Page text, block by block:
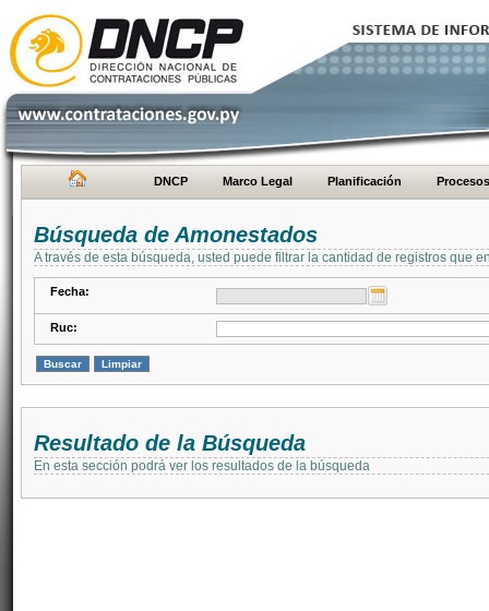
DNCP Marco Legal Planificación Procesos
Búsqueda de Amonestados
A través de esta búsqueda, usted puede filtrar la cantidad de registros que
Fecha:
Ruc:
Resultado de la Búsqueda
En esta sección podrá ver los resultados de la búsqueda